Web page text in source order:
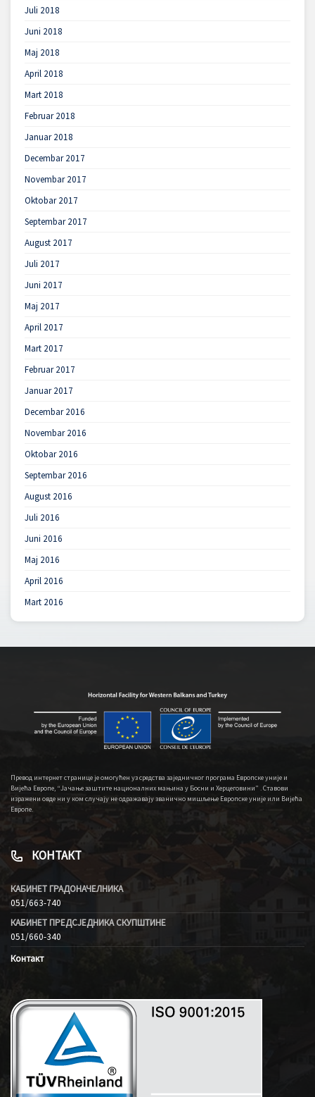
Juli 2018
Juni 2018
Maj 2018
April 2018
Mart 2018
Februar 2018
Januar 2018
Decembar 2017
Novembar 2017
Oktobar 2017
Septembar 2017
August 2017
Juli 2017
Juni 2017
Maj 2017
April 2017
Mart 2017
Februar 2017
Januar 2017
Decembar 2016
Novembar 2016
Oktobar 2016
Septembar 2016
August 2016
Juli 2016
Juni 2016
Maj 2016
April 2016
Mart 2016
Превод интернет странице је омогућен уз средства заједничког програма Европске уније и
Вијећа Европе, “Јачање заштите националних мањина у Босни и Херцеговини” . Ставови
изражени овде ни у ком случају не одражавају званично мишљење Европске уније или Вијећа
Европе.
КОНТАКТ
КАБИНЕТ ГРАДОНАЧЕЛНИКА
051/663-740
КАБИНЕТ ПРЕДСЈЕДНИКА СКУПШТИНЕ
051/660-340
Контакт